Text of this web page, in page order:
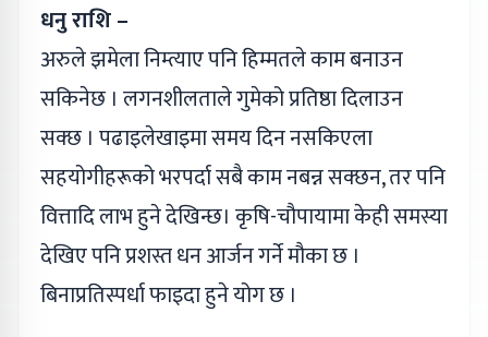
धनु राशि –
अरुले झमेला निम्त्याए पनि हिम्मतले काम बनाउन
सकिनेछ । लगनशीलताले गुमेको प्रतिष्ठा दिलाउन
सक्छ । पढाइलेखाइमा समय दिन नसकिएला
सहयोगीहरूको भरपर्दा सबै काम नबन्न सक्छन, तर पनि
वित्तादि लाभ हुने देखिन्छ। कृषि-चौपायामा केही समस्या
देखिए पनि प्रशस्त धन आर्जन गर्ने मौका छ ।
बिनाप्रतिस्पर्धा फाइदा हुने योग छ ।